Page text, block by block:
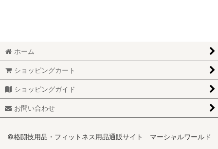
少林寺拳法
サンボ
レスリング
MARTIAL WORLD
ホーム
ショッピングカート
ショッピングガイド
お問い合わせ
©格闘技用品・フィットネス用品通販サイト マーシャルワールド